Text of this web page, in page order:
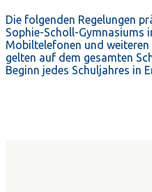
Die folgenden Regelungen
Sophie-Scholl-Gymnasiums
Mobiltelefonen und weiteren
gelten auf dem gesamten
Beginn jedes Schuljahres in